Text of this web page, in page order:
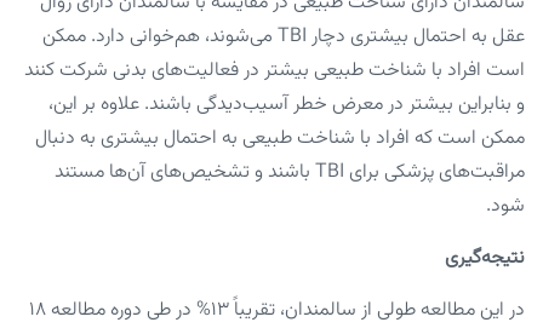
عقل به احتمال بیشتری دچار TBI می‌شوند، هم‌خوانی دارد. ممکن
است افراد با شناخت طبیعی بیشتر در فعالیت‌های بدنی شرکت کنند
و بنابراین بیشتر در معرض خطر آسیب‌دیدگی باشند. علاوه بر این،
ممکن است که افراد با شناخت طبیعی به احتمال بیشتری به دنبال
مراقبت‌های پزشکی برای TBI باشند و تشخیص‌های آن‌ها مستند
شود.
نتیجه‌گیری
در این مطالعه طولی از سالمندان، تقریباً ۱۳% در طی دوره مطالعه ۱۸